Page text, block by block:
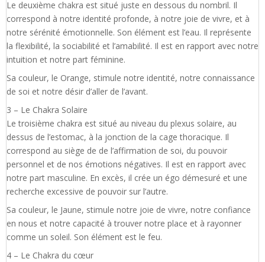
Le deuxième chakra est situé juste en dessous du nombril. Il
correspond à notre identité profonde, à notre joie de vivre, et à
notre sérénité émotionnelle. Son élément est l’eau. Il représente
la flexibilité, la sociabilité et l’amabilité. Il est en rapport avec notre
intuition et notre part féminine.
Sa couleur, le Orange, stimule notre identité, notre connaissance
de soi et notre désir d’aller de l’avant.
3 – Le Chakra Solaire
Le troisième chakra est situé au niveau du plexus solaire, au
dessus de l’estomac, à la jonction de la cage thoracique. Il
correspond au siège de de l’affirmation de soi, du pouvoir
personnel et de nos émotions négatives. Il est en rapport avec
notre part masculine. En excès, il crée un égo démesuré et une
recherche excessive de pouvoir sur l’autre.
Sa couleur, le Jaune, stimule notre joie de vivre, notre confiance
en nous et notre capacité à trouver notre place et à rayonner
comme un soleil. Son élément est le feu.
4 – Le Chakra du cœur